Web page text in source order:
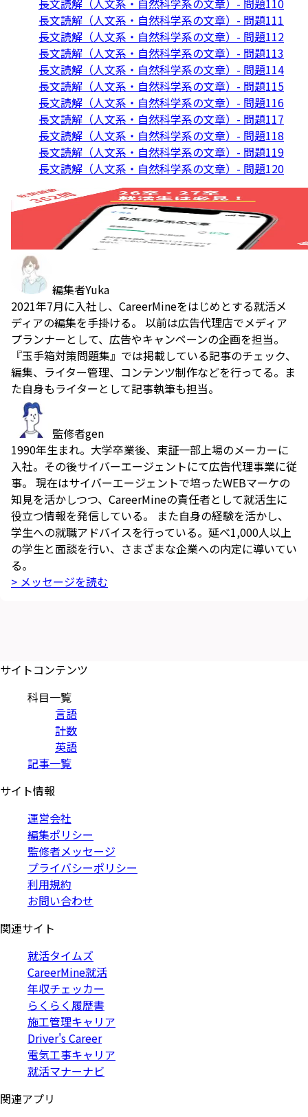
長文読解（人文系・自然科学系の文章）- 問題110
長文読解（人文系・自然科学系の文章）- 問題111
長文読解（人文系・自然科学系の文章）- 問題112
長文読解（人文系・自然科学系の文章）- 問題113
長文読解（人文系・自然科学系の文章）- 問題114
長文読解（人文系・自然科学系の文章）- 問題115
長文読解（人文系・自然科学系の文章）- 問題116
長文読解（人文系・自然科学系の文章）- 問題117
長文読解（人文系・自然科学系の文章）- 問題118
長文読解（人文系・自然科学系の文章）- 問題119
長文読解（人文系・自然科学系の文章）- 問題120
編集者Yuka
2021年7月に入社し、CareerMineをはじめとする就活メ
ディアの編集を手掛ける。 以前は広告代理店でメディア
プランナーとして、広告やキャンペーンの企画を担当。
『玉手箱対策問題集』では掲載している記事のチェック、
編集、ライター管理、コンテンツ制作などを行ってる。ま
た自身もライターとして記事執筆も担当。
監修者gen
1990年生まれ。大学卒業後、東証一部上場のメーカーに
入社。その後サイバーエージェントにて広告代理事業に従
事。 現在はサイバーエージェントで培ったWEBマーケの
知見を活かしつつ、CareerMineの責任者として就活生に
役立つ情報を発信している。 また自身の経験を活かし、
学生への就職アドバイスを行っている。延べ1,000人以上
の学生と面談を行い、さまざまな企業への内定に導いてい
る。
> メッセージを読む
サイトコンテンツ
科目一覧
言語
計数
英語
記事一覧
サイト情報
運営会社
編集ポリシー
監修者メッセージ
プライバシーポリシー
利用規約
お問い合わせ
関連サイト
就活タイムズ
CareerMine就活
年収チェッカー
らくらく履歴書
施工管理キャリア
Driver's Career
電気工事キャリア
就活マナーナビ
関連アプリ